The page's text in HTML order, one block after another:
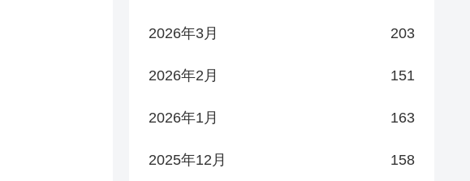
2026年3月 203
2026年2月 151
2026年1月 163
2025年12月 158